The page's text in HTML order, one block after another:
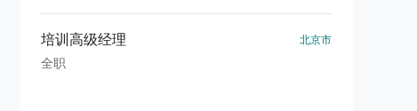
培训高级经理
全职
北京市